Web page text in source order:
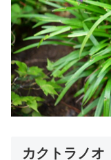
カクトラノオ